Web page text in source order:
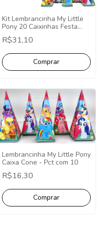
Kit Lembrancinha My Little
Pony 20 Caixinhas Festa
Fácil Decoração
R$31,10
Lembrancinha My Little Pony
Caixa Cone - Pct com 10
R$16,30